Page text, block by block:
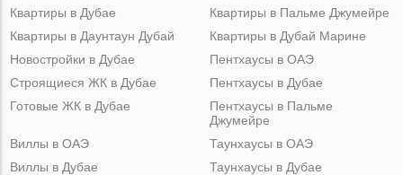
Квартиры в Дубае
Квартиры в Даунтаун Дубай
Квартиры в Пальме Джумейре
Квартиры в Дубай Марине
Новостройки в Дубае
Строящиеся ЖК в Дубае
Готовые ЖК в Дубае
Пентхаусы в ОАЭ
Пентхаусы в Дубае
Пентхаусы в Пальме
Джумейре
Виллы в ОАЭ
Виллы в Дубае
Таунхаусы в ОАЭ
Таунхаусы в Дубае